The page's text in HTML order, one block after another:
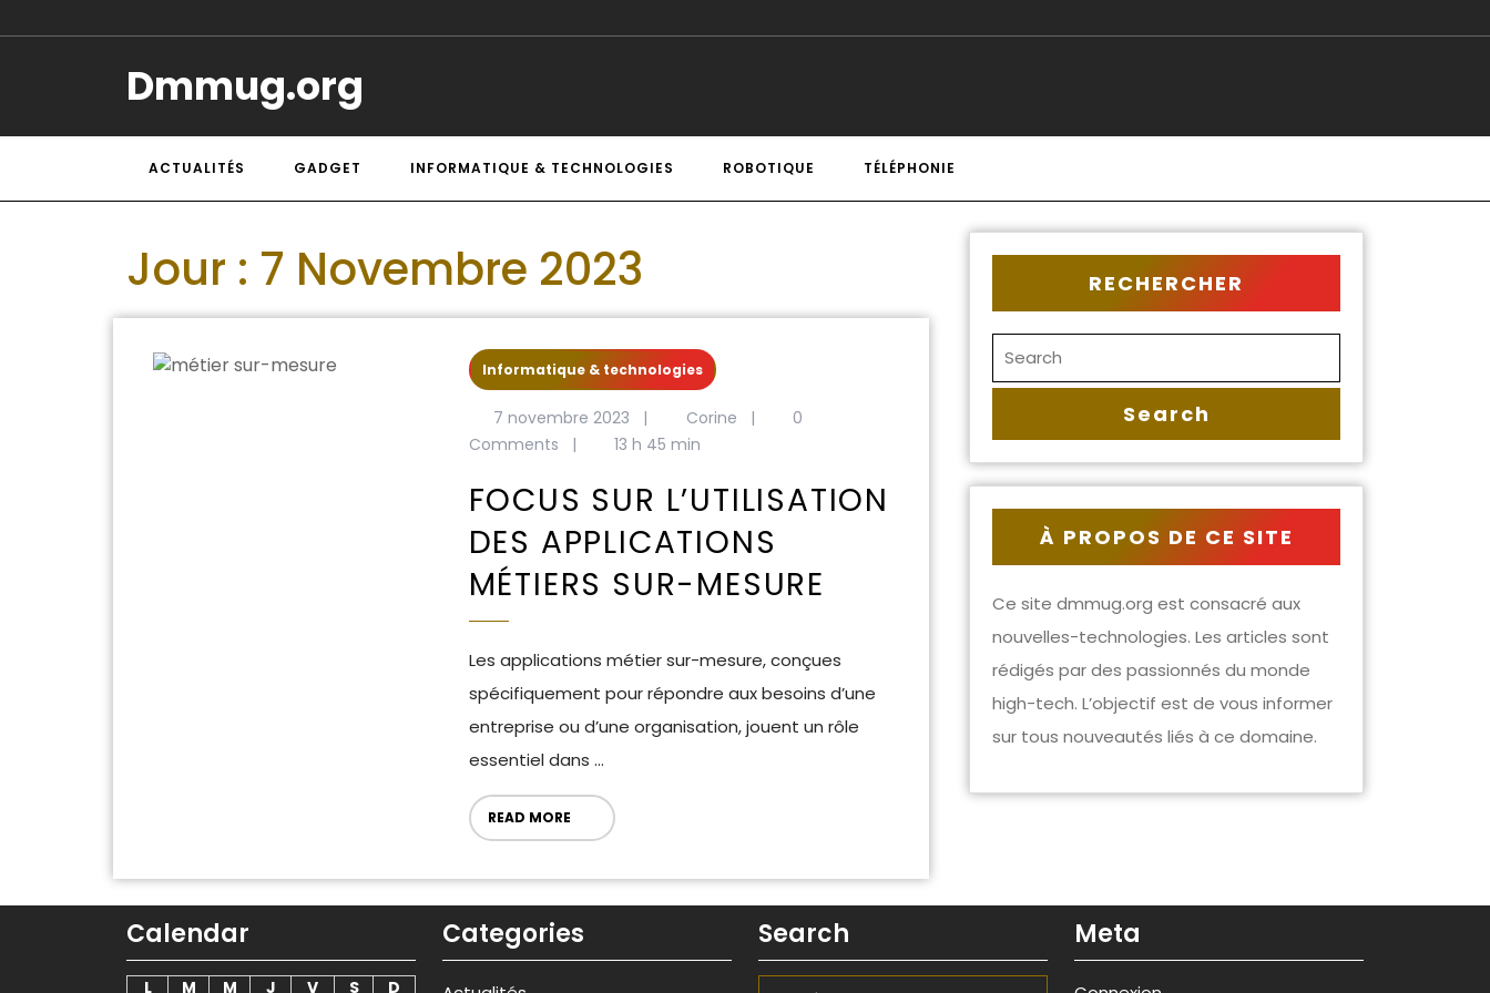
Dmmug.org
ACTUALITÉS GADGET INFORMATIQUE & TECHNOLOGIES ROBOTIQUE TÉLÉPHONIE
Jour : 7 Novembre 2023
Informatique & technologies
7 novembre 2023 | Corine |
0
Comments
| 13 h 45 min
FOCUS SUR L’UTILISATION
DES APPLICATIONS
MÉTIERS SUR-MESURE
Les applications métier sur-mesure, conçues
spécifiquement pour répondre aux besoins d’une
entreprise ou d’une organisation, jouent un rôle
essentiel dans ...
READ MORE
RECHERCHER
À PROPOS DE CE SITE
Ce site dmmug.org est consacré aux
nouvelles-technologies. Les articles sont
rédigés par des passionnés du monde
high-tech. L’objectif est de vous informer
sur tous nouveautés liés à ce domaine.
Calendar
L M M J V S D
Categories Search Meta